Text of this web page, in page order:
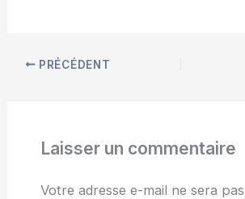
PRÉCÉDENT
Laisser un commentaire
Votre adresse e-mail ne sera